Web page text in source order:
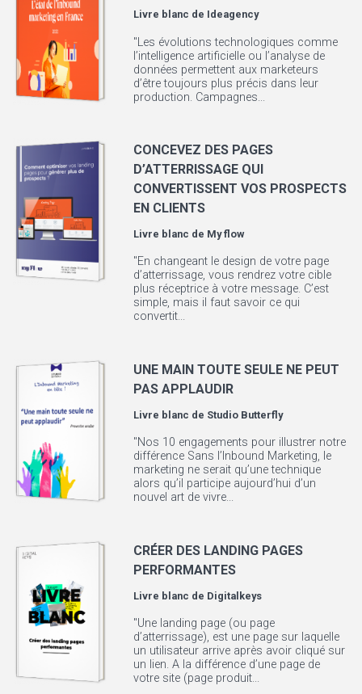
Livre blanc de Ideagency
"Les évolutions technologiques comme
l’intelligence artificielle ou l’analyse de
données permettent aux marketeurs
d’être toujours plus précis dans leur
production. Campagnes...
CONCEVEZ DES PAGES
D’ATTERRISSAGE QUI
CONVERTISSENT VOS PROSPECTS
EN CLIENTS
Livre blanc de My flow
"En changeant le design de votre page
d’atterrissage, vous rendrez votre cible
plus réceptrice à votre message. C’est
simple, mais il faut savoir ce qui
convertit...
UNE MAIN TOUTE SEULE NE PEUT
PAS APPLAUDIR
Livre blanc de Studio Butterfly
"Nos 10 engagements pour illustrer notre
différence Sans l’Inbound Marketing, le
marketing ne serait qu’une technique
alors qu’il participe aujourd’hui d’un
nouvel art de vivre...
CRÉER DES LANDING PAGES
PERFORMANTES
Livre blanc de Digitalkeys
"Une landing page (ou page
d’atterrissage), est une page sur laquelle
un utilisateur arrive après avoir cliqué sur
un lien. A la différence d’une page de
votre site (page produit...